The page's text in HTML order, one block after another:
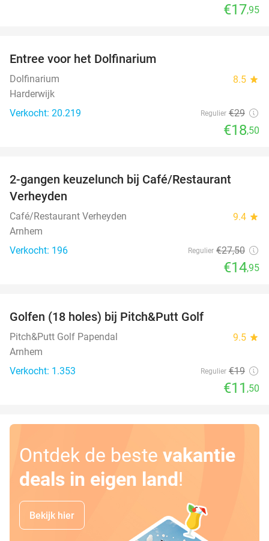
€17,95
Entree voor het Dolfinarium
Dolfinarium 8.5 star
Harderwijk
Verkocht: 20.219
Regulier €29
€18,50
2-gangen keuzelunch bij Café/Restaurant
Verheyden
Café/Restaurant Verheyden 9.4 star
Arnhem
Verkocht: 196
Regulier €27,50
€14,95
Golfen (18 holes) bij Pitch&Putt Golf
Pitch&Putt Golf Papendal 9.5 star
Arnhem
Verkocht: 1.353
Regulier €19
€11 ,50
Ontdek de beste vakantie
deals in eigen land!
Bekijk hier